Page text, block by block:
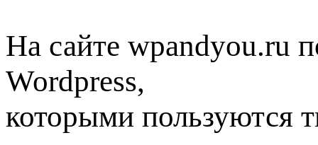
На сайте wpandyou.ru
Wordpress,
которыми пользуются